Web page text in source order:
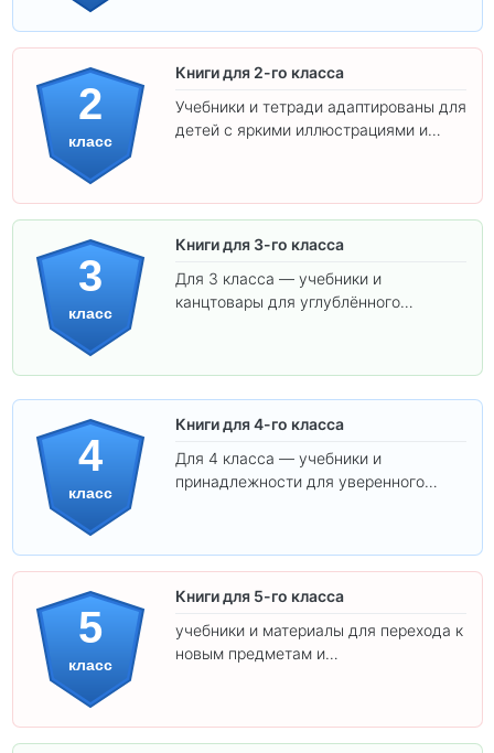
2
класс
Книги для 2-го класса
Учебники и тетради адаптированы для
детей с яркими иллюстрациями и
3
класс
Книги для 3-го класса
Для 3 класса — учебники и
канцтовары для углублённого
4
класс
Книги для 4-го класса
Для 4 класса — учебники и
принадлежности для уверенного
5
класс
Книги для 5-го класса
учебники и материалы для перехода к
новым предметам и